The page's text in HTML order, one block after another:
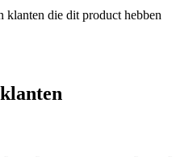
die dit product hebben